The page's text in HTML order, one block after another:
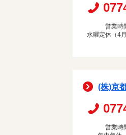
営業時
水曜定休（4
(株)京
営業時